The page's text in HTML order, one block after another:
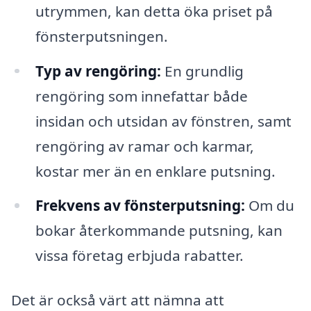
utrymmen, kan detta öka priset på
fönsterputsningen.
Typ av rengöring: En grundlig
rengöring som innefattar både
insidan och utsidan av fönstren, samt
rengöring av ramar och karmar,
kostar mer än en enklare putsning.
Frekvens av fönsterputsning: Om du
bokar återkommande putsning, kan
vissa företag erbjuda rabatter.
Det är också värt att nämna att